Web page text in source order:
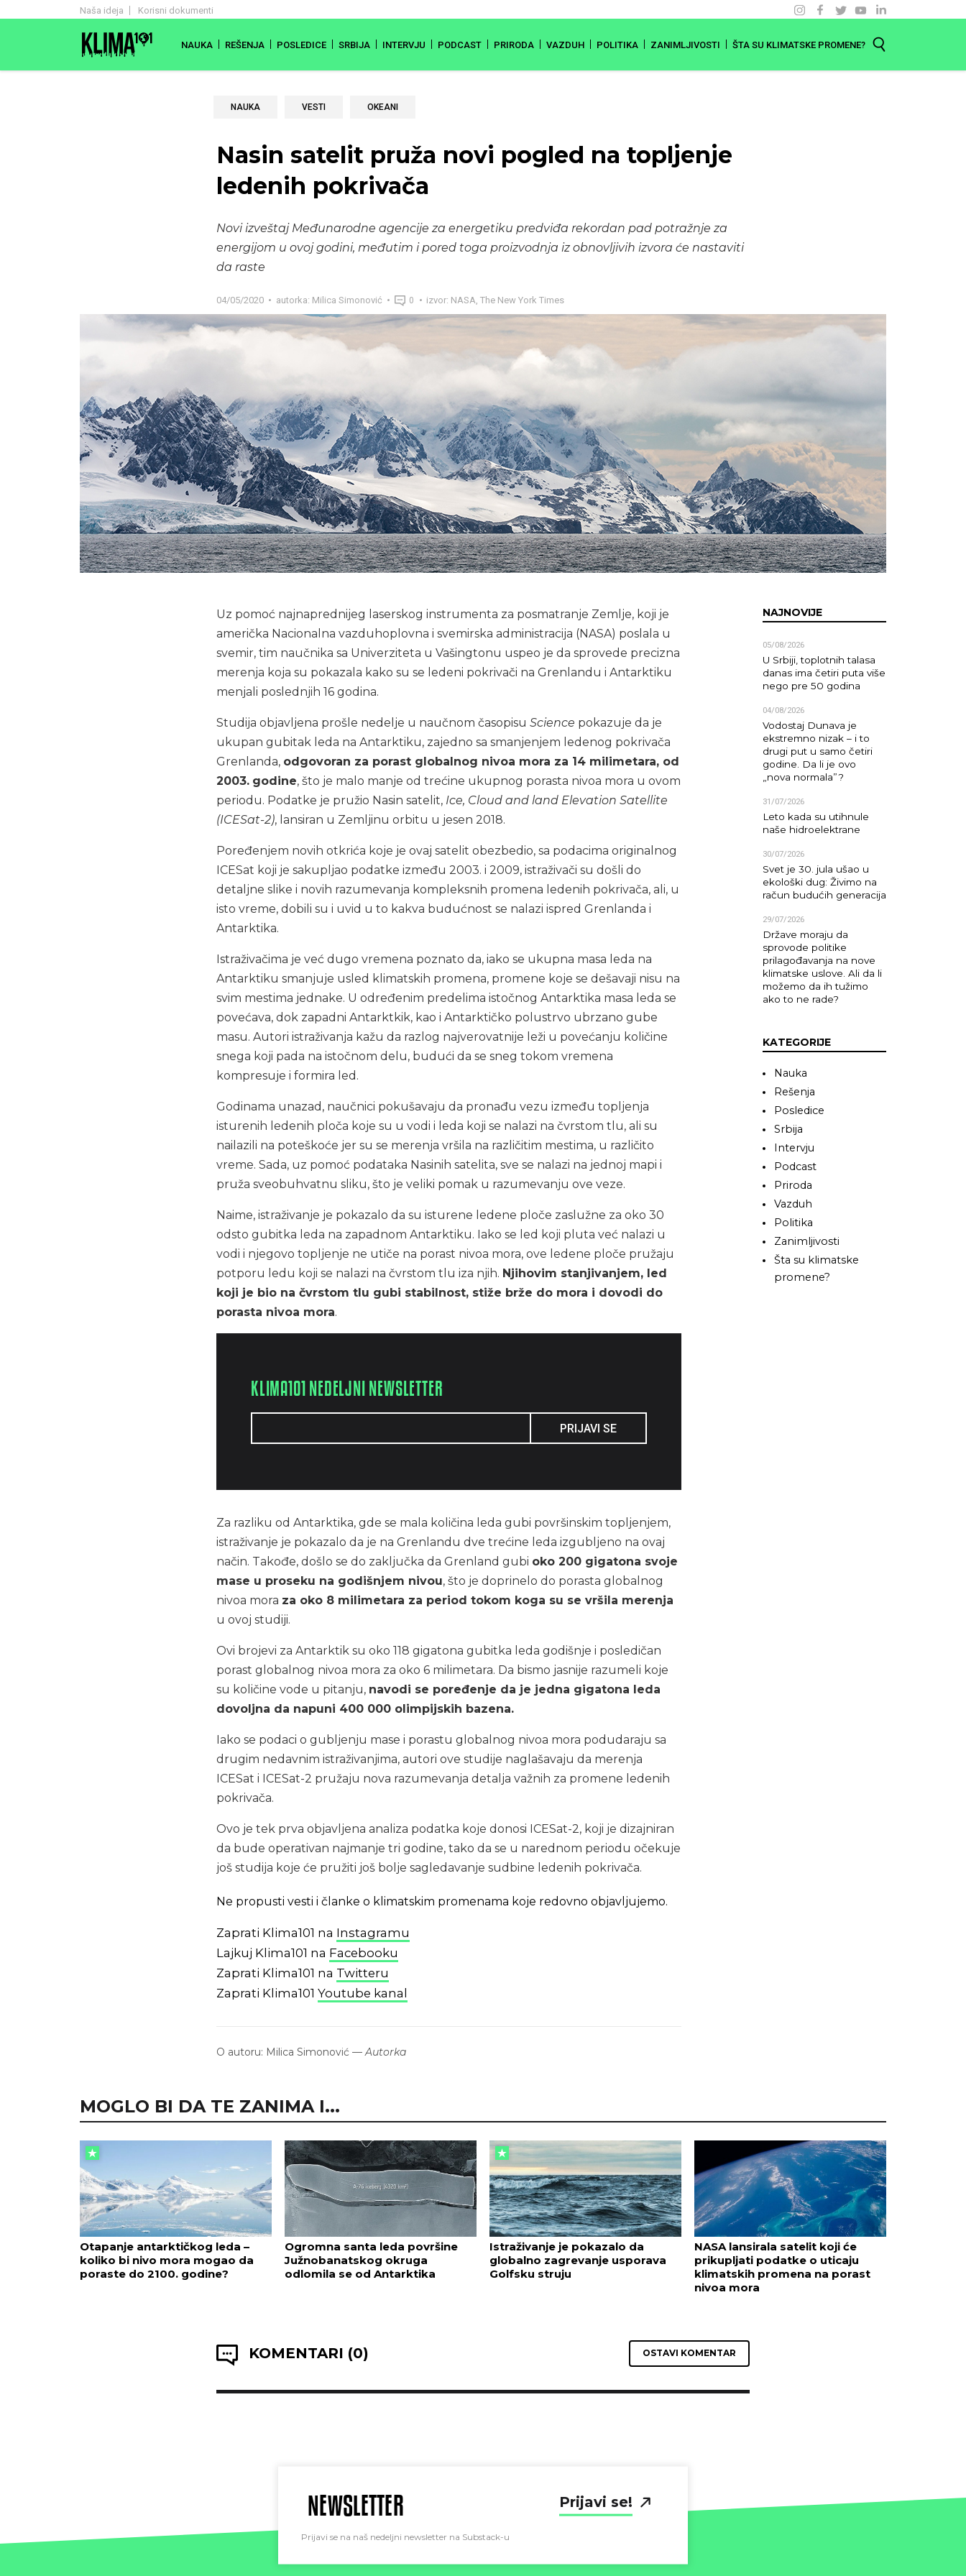
Naša ideja Korisni dokumenti
NAUKA REŠENJA POSLEDICE SRBIJA INTERVJU PODCAST PRIRODA VAZDUH POLITIKA ZANIMLJIVOSTI ŠTA SU KLIMATSKE PROMENE?
NAUKA VESTI OKEANI
Nasin satelit pruža novi pogled na topljenje
ledenih pokrivača
Novi izveštaj Međunarodne agencije za energetiku predviđa rekordan pad potražnje za
energijom u ovoj godini, međutim i pored toga proizvodnja iz obnovljivih izvora će nastaviti
da raste
04/05/2020 autorka: Milica Simonović 0 izvor: NASA, The New York Times
Uz pomoć najnaprednijeg laserskog instrumenta za posmatranje Zemlje, koji je
američka Nacionalna vazduhoplovna i svemirska administracija (NASA) poslala u
svemir, tim naučnika sa Univerziteta u Vašingtonu uspeo je da sprovede precizna
merenja koja su pokazala kako su se ledeni pokrivači na Grenlandu i Antarktiku
menjali poslednjih 16 godina.
Studija objavljena prošle nedelje u naučnom časopisu Science pokazuje da je
ukupan gubitak leda na Antarktiku, zajedno sa smanjenjem ledenog pokrivača
Grenlanda, odgovoran za porast globalnog nivoa mora za 14 milimetara, od
2003. godine, što je malo manje od trećine ukupnog porasta nivoa mora u ovom
periodu. Podatke je pružio Nasin satelit, Ice, Cloud and land Elevation Satellite
(ICESat-2), lansiran u Zemljinu orbitu u jesen 2018.
Poređenjem novih otkrića koje je ovaj satelit obezbedio, sa podacima originalnog
ICESat koji je sakupljao podatke između 2003. i 2009, istraživači su došli do
detaljne slike i novih razumevanja kompleksnih promena ledenih pokrivača, ali, u
isto vreme, dobili su i uvid u to kakva budućnost se nalazi ispred Grenlanda i
Antarktika.
Istraživačima je već dugo vremena poznato da, iako se ukupna masa leda na
Antarktiku smanjuje usled klimatskih promena, promene koje se dešavaji nisu na
svim mestima jednake. U određenim predelima istočnog Antarktika masa leda se
povećava, dok zapadni Antarktkik, kao i Antarktičko polustrvo ubrzano gube
masu. Autori istraživanja kažu da razlog najverovatnije leži u povećanju količine
snega koji pada na istočnom delu, budući da se sneg tokom vremena
kompresuje i formira led.
Godinama unazad, naučnici pokušavaju da pronađu vezu između topljenja
isturenih ledenih ploča koje su u vodi i leda koji se nalazi na čvrstom tlu, ali su
nailazili na poteškoće jer su se merenja vršila na različitim mestima, u različito
vreme. Sada, uz pomoć podataka Nasinih satelita, sve se nalazi na jednoj mapi i
pruža sveobuhvatnu sliku, što je veliki pomak u razumevanju ove veze.
Naime, istraživanje je pokazalo da su isturene ledene ploče zaslužne za oko 30
odsto gubitka leda na zapadnom Antarktiku. Iako se led koji pluta već nalazi u
vodi i njegovo topljenje ne utiče na porast nivoa mora, ove ledene ploče pružaju
potporu ledu koji se nalazi na čvrstom tlu iza njih. Njihovim stanjivanjem, led
koji je bio na čvrstom tlu gubi stabilnost, stiže brže do mora i dovodi do
porasta nivoa mora.
KLIMA101 NEDELJNI NEWSLETTER
PRIJAVI SE
Za razliku od Antarktika, gde se mala količina leda gubi površinskim topljenjem,
istraživanje je pokazalo da je na Grenlandu dve trećine leda izgubljeno na ovaj
način. Takođe, došlo se do zaključka da Grenland gubi oko 200 gigatona svoje
mase u proseku na godišnjem nivou, što je doprinelo do porasta globalnog
nivoa mora za oko 8 milimetara za period tokom koga su se vršila merenja
u ovoj studiji.
Ovi brojevi za Antarktik su oko 118 gigatona gubitka leda godišnje i posledičan
porast globalnog nivoa mora za oko 6 milimetara. Da bismo jasnije razumeli koje
su količine vode u pitanju, navodi se poređenje da je jedna gigatona leda
dovoljna da napuni 400 000 olimpijskih bazena.
Iako se podaci o gubljenju mase i porastu globalnog nivoa mora podudaraju sa
drugim nedavnim istraživanjima, autori ove studije naglašavaju da merenja
ICESat i ICESat-2 pružaju nova razumevanja detalja važnih za promene ledenih
pokrivača.
Ovo je tek prva objavljena analiza podatka koje donosi ICESat-2, koji je dizajniran
da bude operativan najmanje tri godine, tako da se u narednom periodu očekuje
još studija koje će pružiti još bolje sagledavanje sudbine ledenih pokrivača.
Ne propusti vesti i članke o klimatskim promenama koje redovno objavljujemo.
Zaprati Klima101 na Instagramu
Lajkuj Klima101 na Facebooku
Zaprati Klima101 na Twitteru
Zaprati Klima101 Youtube kanal
O autoru: Milica Simonović —Autorka
NAJNOVIJE
05/08/2026
U Srbiji, toplotnih talasa
danas ima četiri puta više
nego pre 50 godina
04/08/2026
Vodostaj Dunava je
ekstremno nizak – i to
drugi put u samo četiri
godine. Da li je ovo
„nova normala”?
31/07/2026
Leto kada su utihnule
naše hidroelektrane
30/07/2026
Svet je 30. jula ušao u
ekološki dug: Živimo na
račun budućih generacija
29/07/2026
Države moraju da
sprovode politike
prilagođavanja na nove
klimatske uslove. Ali da li
možemo da ih tužimo
ako to ne rade?
KATEGORIJE
Nauka
Rešenja
Posledice
Srbija
Intervju
Podcast
Priroda
Vazduh
Politika
Zanimljivosti
Šta su klimatske
promene?
MOGLO BI DA TE ZANIMA I...
Otapanje antarktičkog leda –
koliko bi nivo mora mogao da
poraste do 2100. godine?
Ogromna santa leda površine
Južnobanatskog okruga
odlomila se od Antarktika
Istraživanje je pokazalo da
globalno zagrevanje usporava
Golfsku struju
NASA lansirala satelit koji će
prikupljati podatke o uticaju
klimatskih promena na porast
nivoa mora
KOMENTARI (0) OSTAVI KOMENTAR
NEWSLETTER Prijavi se!
Prijavi se na naš nedeljni newsletter na Substack-u